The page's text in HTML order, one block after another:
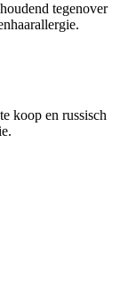
tegenover
koop en russisch